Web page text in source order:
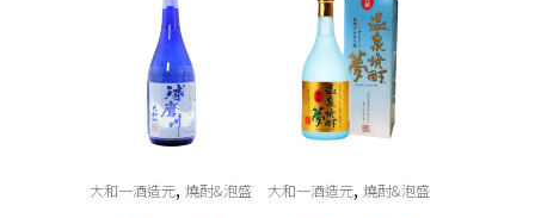
大和一酒造元,燒酎&泡盛 大和一酒造元,燒酎&泡盛